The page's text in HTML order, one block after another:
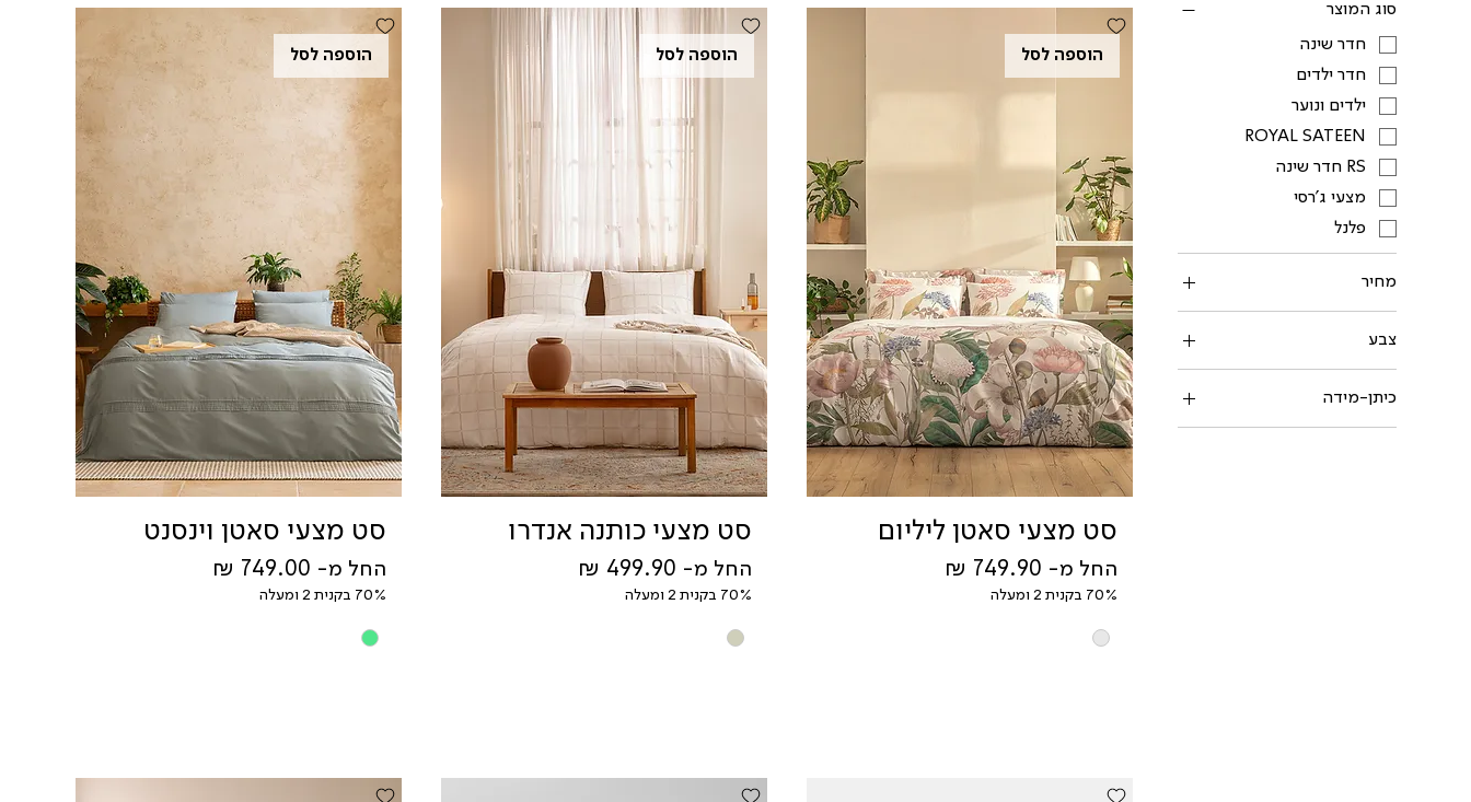
סוג המוצר
חדר שינה
חדר ילדים
ילדים ונוער
ROYAL SATEEN
RS חדר שינה
מצעי ג'רסי
פלנל
מחיר
צבע
כיתן-מידה
ס.ס.קיץ זוגי86פיטר
הוספה לסל
סט מצעי סאטן ליליום
החל מ-
מחיר מבצע
70% בקנית 2 ומעלה
הוספה לסל
סט מצעי כותנה אנדרו
החל מ-
מחיר מבצע
70% בקנית 2 ומעלה
הוספה לסל
סט מצעי סאטן וינסנט
החל מ-
מחיר מבצע
70% בקנית 2 ומעלה